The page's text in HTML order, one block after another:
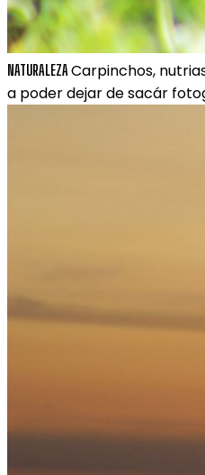
NATURALEZA Carpinchos,
a poder dejar de sacár